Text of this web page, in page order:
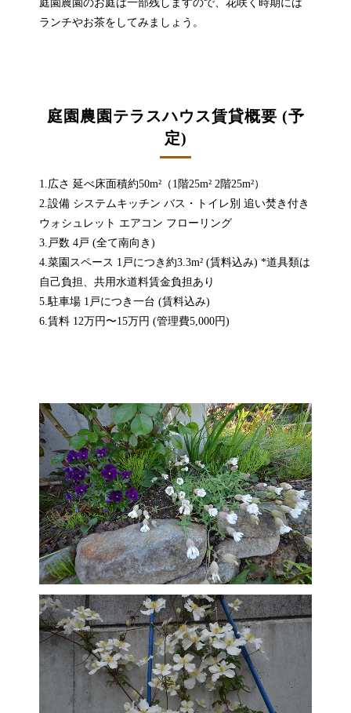
庭園農園のお庭は一部残しますので、花咲く時期には
ランチやお茶をしてみましょう。
庭園農園テラスハウス賃貸概要 (予
定)
1.広さ 延べ床面積約50m²（1階25m² 2階25m²）
2.設備 システムキッチン バス・トイレ別 追い焚き付き
ウォシュレット エアコン フローリング
3.戸数 4戸 (全て南向き)
4.菜園スペース 1戸につき約3.3m² (賃料込み) *道具類は
自己負担、共用水道料賃金負担あり
5.駐車場 1戸につき一台 (賃料込み)
6.賃料 12万円〜15万円 (管理費5,000円)